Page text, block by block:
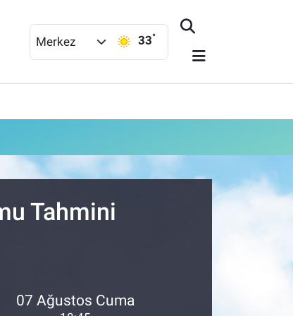
Merkez 33°
Tahmini
07 Ağustos Cuma